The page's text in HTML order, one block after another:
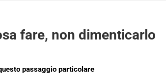
fare, non dimenticarlo
passaggio particolare